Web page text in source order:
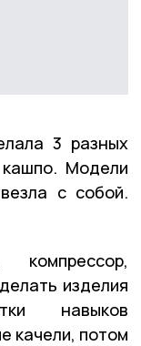
3 разных
кашпо. Модели
с собой.
изделия
навыков
качели, потом